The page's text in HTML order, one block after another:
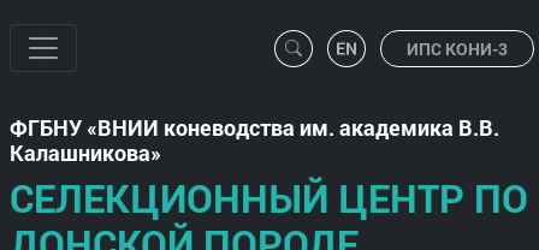
ИПС КОНИ-3
ФГБНУ
ВНИИ коневодства им. академика В.В.
Калашникова
СЕЛЕКЦИОННЫЙ ЦЕНТР ПО